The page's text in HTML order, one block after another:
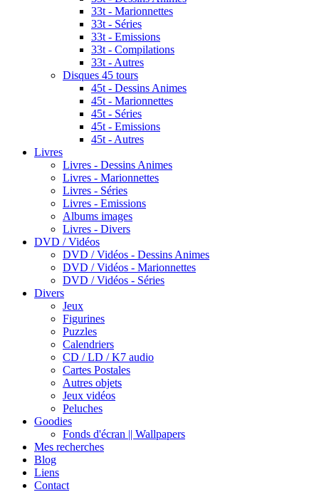
33t - Marionnettes
33t - Séries
33t - Emissions
33t - Compilations
33t - Autres
Disques 45 tours
45t - Dessins Animes
45t - Marionnettes
45t - Séries
45t - Emissions
45t - Autres
Livres
Livres - Dessins Animes
Livres - Marionnettes
Livres - Séries
Livres - Emissions
Albums images
Livres - Divers
DVD / Vidéos
DVD / Vidéos - Dessins Animes
DVD / Vidéos - Marionnettes
DVD / Vidéos - Séries
Divers
Jeux
Figurines
Puzzles
Calendriers
CD / LD / K7 audio
Cartes Postales
Autres objets
Jeux vidéos
Peluches
Goodies
Fonds d'écran || Wallpapers
Mes recherches
Blog
Liens
Contact